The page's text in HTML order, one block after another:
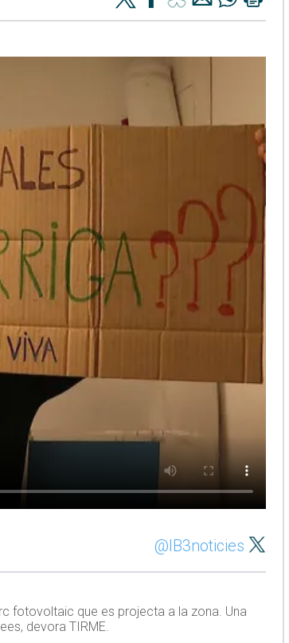
@IB3noticies
fotovoltaic que es projecta a la zona. Una
devora TIRME.